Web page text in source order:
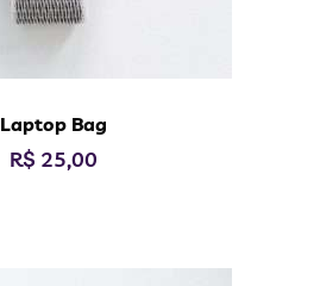
Laptop Bag
R$ 25,00